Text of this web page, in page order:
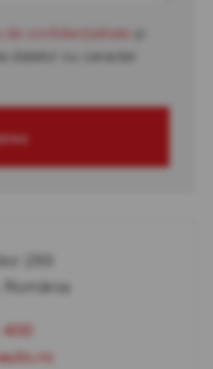
de confidențialitate
datelor cu caracter
289
România